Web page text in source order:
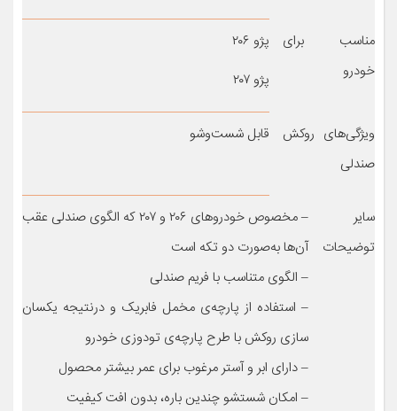
مناسب برای
خودرو
پژو ۲۰۶
پژو ۲۰۷
ویژگی‌های روکش
صندلی
قابل شست‌وشو
سایر
توضیحات
– مخصوص خودروهای ۲۰۶ و ۲۰۷ که الگوی صندلی عقب
آن‌ها به‌صورت دو تکه است
– الگوی متناسب با فریم صندلی
– استفاده از پارچه‌ی مخمل فابریک و درنتیجه یکسان
سازی روکش با طرح پارچه‌ی تودوزی خودرو
– دارای ابر و آستر مرغوب برای عمر بیشتر محصول
– امکان شستشو چندین باره، بدون افت کیفیت